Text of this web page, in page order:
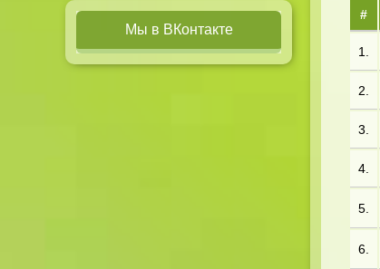
Мы в ВКонтакте
#
1.
2.
3.
4.
5.
6.